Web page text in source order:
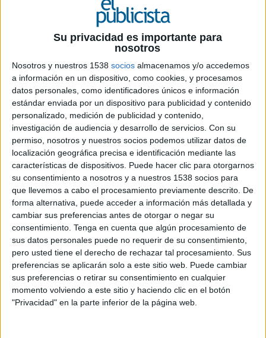
Su privacidad es importante para
nosotros
Nosotros y nuestros 1538 socios almacenamos y/o accedemos
a información en un dispositivo, como cookies, y procesamos
datos personales, como identificadores únicos e información
estándar enviada por un dispositivo para publicidad y contenido
personalizado, medición de publicidad y contenido,
investigación de audiencia y desarrollo de servicios. Con su
permiso, nosotros y nuestros socios podemos utilizar datos de
localización geográfica precisa e identificación mediante las
características de dispositivos. Puede hacer clic para otorgarnos
su consentimiento a nosotros y a nuestros 1538 socios para
que llevemos a cabo el procesamiento previamente descrito. De
forma alternativa, puede acceder a información más detallada y
cambiar sus preferencias antes de otorgar o negar su
consentimiento. Tenga en cuenta que algún procesamiento de
sus datos personales puede no requerir de su consentimiento,
pero usted tiene el derecho de rechazar tal procesamiento. Sus
preferencias se aplicarán solo a este sitio web. Puede cambiar
sus preferencias o retirar su consentimiento en cualquier
momento volviendo a este sitio y haciendo clic en el botón
"Privacidad" en la parte inferior de la página web.
Entre estos 214 trofeos destaca el Premio
Titanium, otorgado tras varias ediciones
quedando desierto, y los grandes premios de las
diferentes secciones en las que se divide el
palmarés. El máximo galardón del festival ha
recaído en la campaña “Ukraine Air Alerts:
Emergency Broadcast System Helsinki”,
desarrollada por la agencia finlandesa United
Imaginations para Unicef.